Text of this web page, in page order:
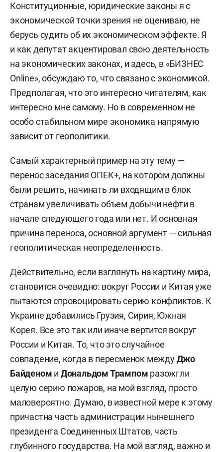
Конституционные, юридические законы я с
экономической точки зрения не оцениваю, не
берусь судить об их экономическом эффекте. Я
и как депутат акцентировал свою деятельность
на экономических законах, и здесь, в «БИЗНЕС
Online», обсуждаю то, что связано с экономикой.
Предполагая, что это интересно читателям, как
интересно мне самому. Но в современном не
особо стабильном мире экономика напрямую
зависит от геополитики.
Самый характерный пример на эту тему —
перенос заседания ОПЕК+, на котором должны
были решить, начинать ли входящим в блок
странам увеличивать объем добычи нефти в
начале следующего года или нет. И основная
причина переноса, основной аргумент — сильная
геополитическая неопределенность.
Действительно, если взглянуть на картину мира,
становится очевидно: вокруг России и Китая уже
пытаются спровоцировать серию конфликтов. К
Украине добавились Грузия, Сирия, Южная
Корея. Все это так или иначе вертится вокруг
России и Китая. То, что это случайное
совпадение, когда в пересменок междуДжо
Байденом и Дональдом Трампом разожгли
целую серию пожаров, на мой взгляд, просто
маловероятно. Думаю, в известной мере к этому
причастна часть администрации нынешнего
президента Соединенных Штатов, часть
глубинного государства. На мой взгляд, важно и